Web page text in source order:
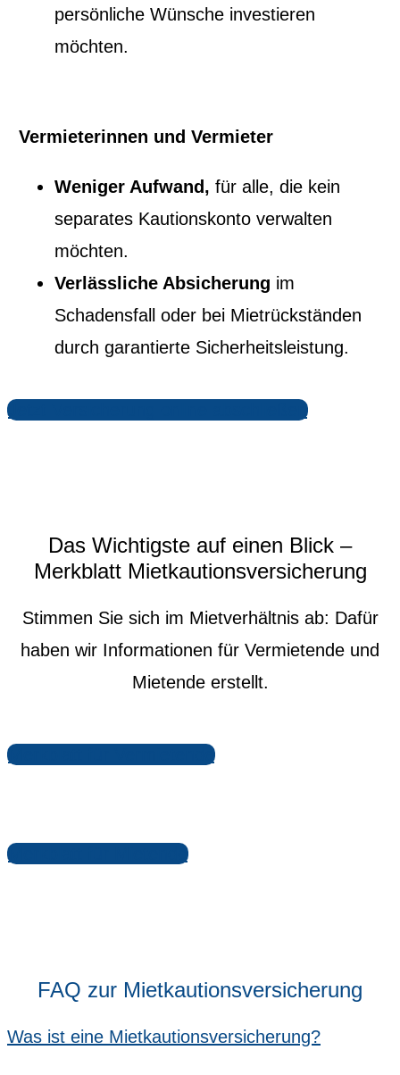
persönliche Wünsche investieren
möchten.
Vermieterinnen und Vermieter
Weniger Aufwand,für alle, die kein
separates Kautionskonto verwalten
möchten.
Verlässliche Absicherung im
Schadensfall oder bei Mietrückständen
durch garantierte Sicherheitsleistung.
Jetzt Versicherung online abschließen
Das Wichtigste auf einen Blick –
Merkblatt Mietkautionsversicherung
Stimmen Sie sich im Mietverhältnis ab: Dafür
haben wir Informationen für Vermietende und
Mietende erstellt.
Merkblatt für Vermietende
Merkblatt für Mietende
FAQ zur Mietkautionsversicherung
Was ist eine Mietkautionsversicherung?